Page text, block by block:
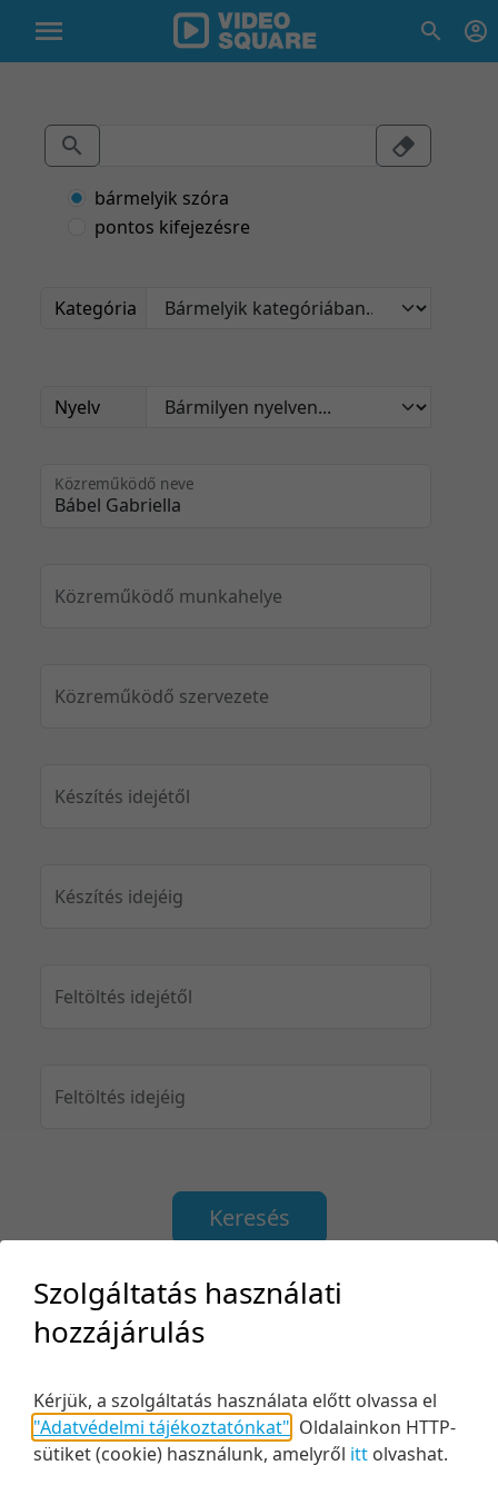
bármelyik szóra
pontos kifejezésre
Kategória
Nyelv
Közreműködő neve
Közreműködő munkahelye
Közreműködő szervezete
Készítés idejétől
Készítés idejéig
Feltöltés idejétől
Feltöltés idejéig
Keresés
Relevancia szerint
Kezdés/felvétel dátuma szerint
Kezdés/felvétel dátuma szerint
5 tétel/oldal
10 tétel/oldal
20 tétel/oldal
Szolgáltatás használati
hozzájárulás
Kérjük, a szolgáltatás használata előtt olvassa el
"Adatvédelmi tájékoztatónkat" Oldalainkon HTTP-
sütiket (cookie) használunk, amelyről itt olvashat.